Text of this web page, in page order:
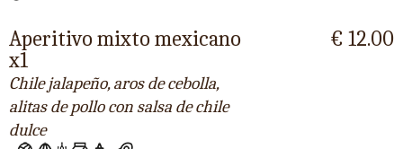
Aperitivo mixto mexicano
x1
Chile jalapeño, aros de cebolla,
alitas de pollo con salsa de chile
dulce
€ 12.00